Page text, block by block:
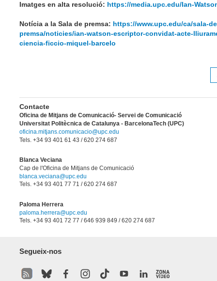
Imatges en alta resolució: https://media.upc.edu/Ian-
Notícia a la Sala de premsa: https://www.upc.edu/ca/sala-
premsa/noticies/ian-watson-escriptor-convidat-acte-
ciencia-ficcio-miquel-barcelo
Contacte
Oficina de Mitjans de Comunicació- Servei de Comunicació
Universitat Politècnica de Catalunya - BarcelonaTech (UPC)
oficina.mitjans.comunicacio@upc.edu
Tels. +34 93 401 61 43 / 620 274 687
Blanca Veciana
Cap de l'Oficina de Mitjans de Comunicació
blanca.veciana@upc.edu
Tels. +34 93 401 77 71 / 620 274 687
Paloma Herrera
paloma.herrera@upc.edu
Tels. +34 93 401 72 77 / 646 939 849 / 620 274 687
Segueix-nos